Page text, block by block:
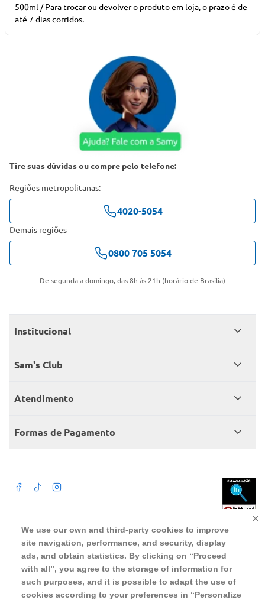
We use our own and third-party cookies to improve
site navigation, performance, and security, display
ads, and obtain statistics. By clicking on “Proceed
with all”, you agree to the storage of information for
such purposes, and it is possible to adapt the use of
cookies according to your preferences in “Personalize
500ml / Para trocar ou devolver o produto em loja, o prazo é de
até 7 dias corridos.
Tire suas dúvidas ou compre pelo telefone:
Regiões metropolitanas:
4020-5054
Demais regiões
0800 705 5054
De segunda a domingo, das 8h às 21h (horário de Brasília)
Institucional
Quem somos
Encontre um Clube
Sam's Club
Seja sócio
Member’s Mark
Atendimento
Fale conosco
Atendimento em libras
Política de privacidade
Política de trocas e devoluções
Regulamento cashback
Formas de Pagamento
Beba com moderação. A Venda e o consumo de bebida alcoólica são
proibidos para menores de 18 anos. Preços, ofertas e condições exclusivas
para o site serão válidos durante o prazo definido ou enquanto durarem os
estoques, o que ocorrer primeiro, podendo sofrer alterações sem prévia
notificação. Caso falte algum produto, este não será entregue e o valor
correspondente não será cobrado. Para realizar compras no online será
aceito somente CPF de pessoas fisicas, não sendo possivel a compra por
pessoas juridicas utilizando CNPJ.
WMB SUPERMERCADOS DO BRASIL LTDA